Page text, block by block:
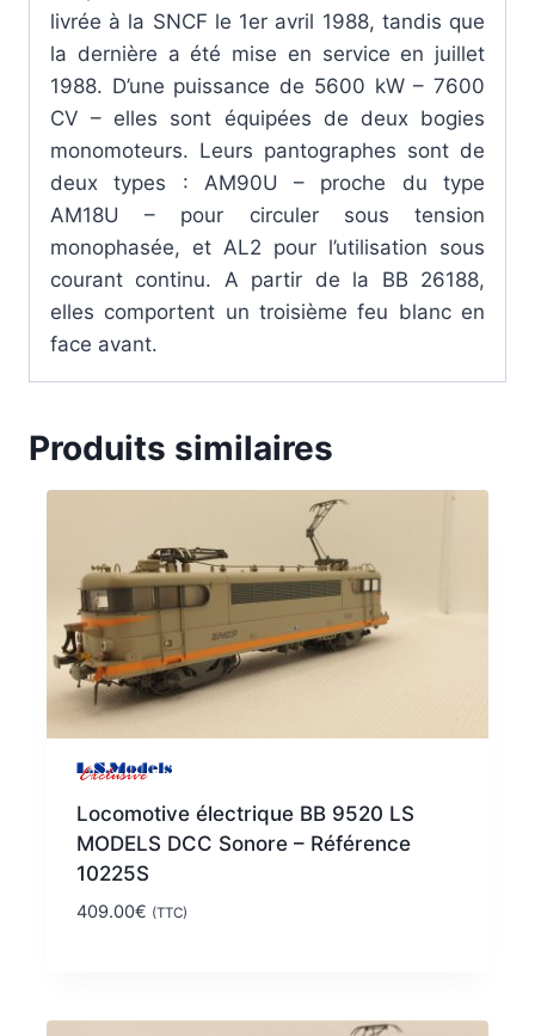
livrée à la SNCF le 1er avril 1988, tandis que
la dernière a été mise en service en juillet
1988. D’une puissance de 5600 kW – 7600
CV – elles sont équipées de deux bogies
monomoteurs. Leurs pantographes sont de
deux types : AM90U – proche du type
AM18U – pour circuler sous tension
monophasée, et AL2 pour l’utilisation sous
courant continu. A partir de la BB 26188,
elles comportent un troisième feu blanc en
face avant.
Produits similaires
Locomotive électrique BB 9520 LS
MODELS DCC Sonore – Référence
10225S
409.00€ (TTC)